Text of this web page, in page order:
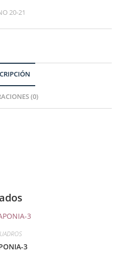
20-21
(0)
3